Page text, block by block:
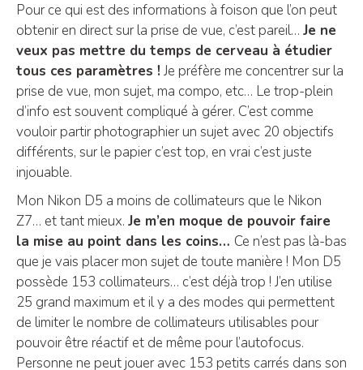
Pour ce qui est des informations à foison que l’on peut
obtenir en direct sur la prise de vue, c’est pareil… Je ne
veux pas mettre du temps de cerveau à étudier
tous ces paramètres ! Je préfère me concentrer sur la
prise de vue, mon sujet, ma compo, etc… Le trop-plein
d’info est souvent compliqué à gérer. C’est comme
vouloir partir photographier un sujet avec 20 objectifs
différents, sur le papier c’est top, en vrai c’est juste
injouable.
Mon Nikon D5 a moins de collimateurs que le Nikon
Z7… et tant mieux. Je m’en moque de pouvoir faire
la mise au point dans les coins… Ce n’est pas là-bas
que je vais placer mon sujet de toute manière ! Mon D5
possède 153 collimateurs… c’est déjà trop ! J’en utilise
25 grand maximum et il y a des modes qui permettent
de limiter le nombre de collimateurs utilisables pour
pouvoir être réactif et de même pour l’autofocus.
Personne ne peut jouer avec 153 petits carrés dans son